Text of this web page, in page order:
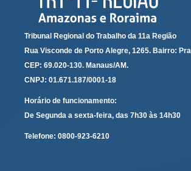
Mapa do site
META 9 do CNJ
Pauta Digital
PJE
Plantão Judiciário
Cadastrar Processos
Listar Processos
Tribunal Regional do Trabalho da 11a Região
Rua Visconde de Porto Alegre, 1265. Bairro:
CEP: 69.020-130. Manaus/AM.
CNPJ: 01.671.187/0001-18
Horário de funcionamento:
De Segunda a sexta-feira, das 7h30 às 14h30
Telefone: 0800-923-6210